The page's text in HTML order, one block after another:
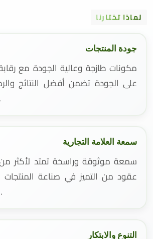
لماذا تختارنا
جودة المنتجات
مكونات طازجة وعالية الجودة مع
على الجودة تضمن أفضل النتائج
للعملاء.
سمعة العلامة التجارية
سمعة موثوقة وراسخة تمتد لأكثر
عقود من التميز في صناعة المنتجات
السورية.
التنوع والابتكار